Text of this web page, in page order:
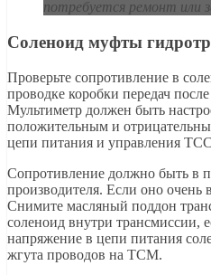
потребуется ремонт или
Соленоид муфты
Проверьте сопротивление в
проводке коробки передач
Мультиметр должен быть
положительным и
цепи питания и управления
Сопротивление должно быть в
производителя. Если оно
Снимите масляный поддон
соленоид внутри трансмиссии,
напряжение в цепи питания
жгута проводов на TCM.